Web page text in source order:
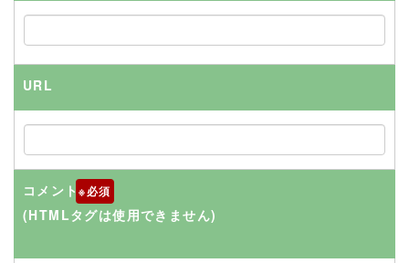
URL
コメント※
(HTMLタグは使用できません)